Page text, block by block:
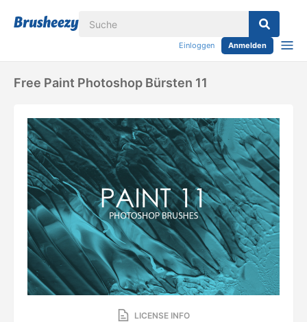
Einloggen Anmelden
Free Paint Photoshop Bürsten 11
LICENSE INFO